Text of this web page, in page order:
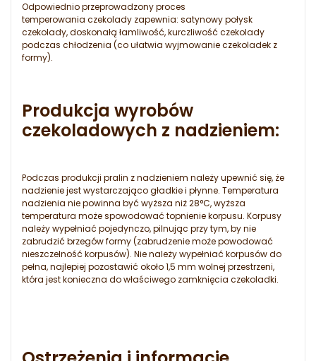
Odpowiednio przeprowadzony proces
temperowania czekolady zapewnia: satynowy połysk
czekolady, doskonałą łamliwość, kurczliwość czekolady
podczas chłodzenia (co ułatwia wyjmowanie czekoladek z
formy).
Produkcja wyrobów
czekoladowych z nadzieniem:
Podczas produkcji pralin z nadzieniem należy upewnić się, że
nadzienie jest wystarczająco gładkie i płynne. Temperatura
nadzienia nie powinna być wyższa niż 28°C, wyższa
temperatura może spowodować topnienie korpusu. Korpusy
należy wypełniać pojedynczo, pilnując przy tym, by nie
zabrudzić brzegów formy (zabrudzenie może powodować
nieszczelność korpusów). Nie należy wypełniać korpusów do
pełna, najlepiej pozostawić około 1,5 mm wolnej przestrzeni,
która jest konieczna do właściwego zamknięcia czekoladki.